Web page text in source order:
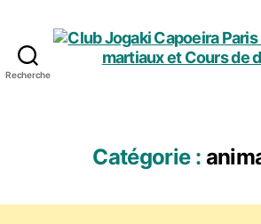
Recherche
Paris
|
Arts
Catégorie :